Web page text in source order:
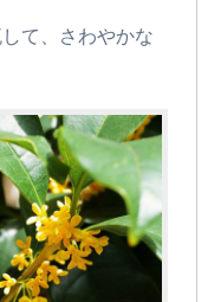
て、さわやかな